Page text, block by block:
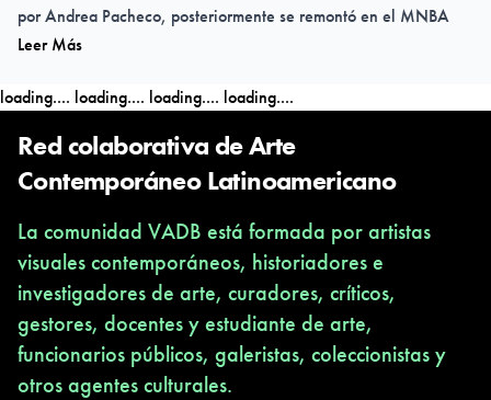
por Andrea Pacheco, posteriormente se remontó en el MNBA
para la exposición LA RUTA TRASNOCHADA el año 2013
Leer Más
loading.... loading.... loading.... loading....
Red colaborativa de Arte
Contemporáneo Latinoamericano
La comunidad VADB está formada por artistas
visuales contemporáneos, historiadores e
investigadores de arte, curadores, críticos,
gestores, docentes y estudiante de arte,
funcionarios públicos, galeristas, coleccionistas y
otros agentes culturales.